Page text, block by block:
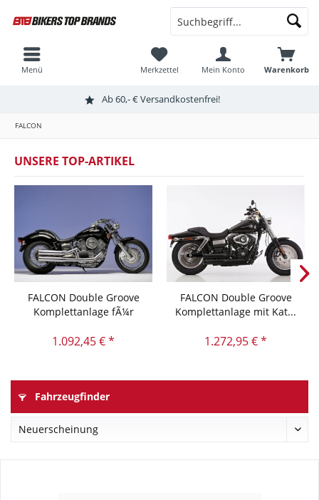
Ab 60,- € Versandkostenfrei!
Warenkorb
Merkzettel Mein Konto
Menü
FALCON
UNSERE TOP-ARTIKEL
FALCON Double Groove
Komplettanlage fÃ¼r
1.092,45 € *
FALCON Double Groove
Komplettanlage mit Kat...
1.272,95 € *
Fahrzeugfinder